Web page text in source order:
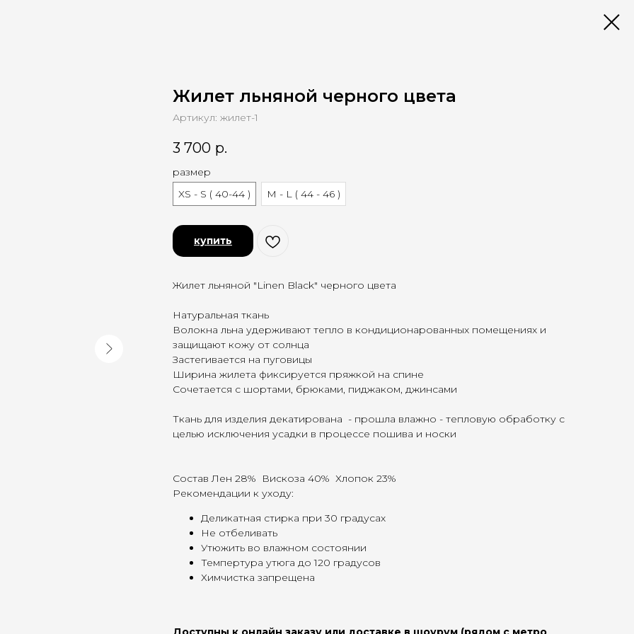
Жилет льняной черного цвета
Артикул: жилет-1
3 700 р.
размер
XS - S ( 40-44 )
M - L ( 44 - 46 )
купить
Жилет льняной "Linen Black" черного цвета
Натуральная ткань
Волокна льна удерживают тепло в кондиционарованных помещениях и
защищают кожу от солнца
Застегивается на пуговицы
Ширина жилета фиксируется пряжкой на спине
Сочетается с шортами, брюками, пиджаком, джинсами
Ткань для изделия декатирована - прошла влажно - тепловую обработку с
целью исключения усадки в процессе пошива и носки
Состав Лен 28% Вискоза 40% Хлопок 23%
Рекомендации к уходу:
Деликатная стирка при 30 градусах
Не отбеливать
Утюжить во влажном состоянии
Темпертура утюга до 120 градусов
Химчистка запрещена